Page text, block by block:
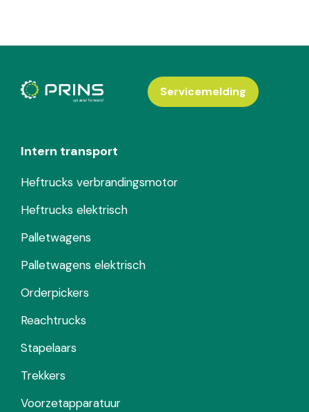
Intern transport
Heftrucks verbrandingsmotor
Heftrucks elektrisch
Palletwagens
Palletwagens elektrisch
Orderpickers
Reachtrucks
Stapelaars
Trekkers
Voorzetapparatuur
Servicemelding